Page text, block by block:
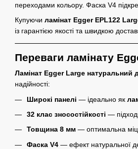
переходами кольору. Фаска V4
Купуючи ламінат Egger EPL122
із гарантією якості та швидкою
Переваги ламінату
Ламінат Egger Large натуральний
надійності:
Широкі панелі — ідеально як
32 клас зносостійкості —
Товщина 8 мм — оптимальна
Фаска V4 — ефект натуральної